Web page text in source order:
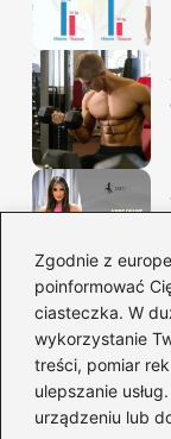
Zgodnie z
poinformować
ciasteczka. W
wykorzystanie
treści, pomiar
ulepszanie
urządzeniu lub